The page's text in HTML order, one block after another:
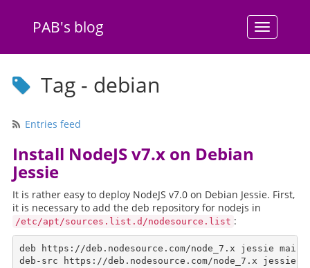
Menu
PAB's blog
Tag - debian
Entries feed
Install NodeJS v7.x on Debian
Jessie
It is rather easy to deploy NodeJS v7.0 on Debian Jessie. First,
it is necessary to add the deb repository for nodejs in
/etc/apt/sources.list.d/nodesource.list :
deb https://deb.nodesource.com/node_7.x jessie main